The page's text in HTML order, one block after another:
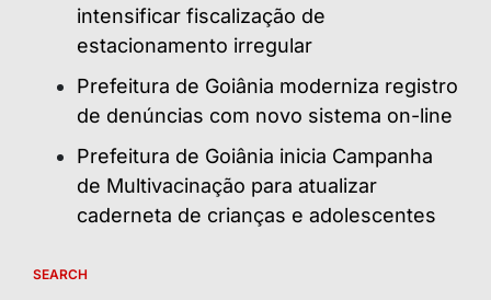
intensificar fiscalização de
estacionamento irregular
Prefeitura de Goiânia moderniza registro
de denúncias com novo sistema on-line
Prefeitura de Goiânia inicia Campanha
de Multivacinação para atualizar
caderneta de crianças e adolescentes
SEARCH